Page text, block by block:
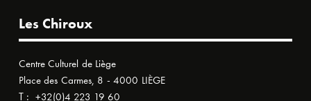
Les Chiroux
Centre Culturel de Liège
Place des Carmes, 8 - 4000 LIÈGE
T : +32(0)4 223 19 60